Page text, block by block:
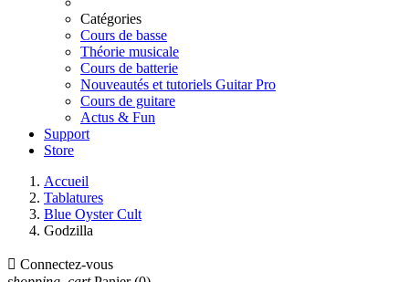
Catégories
Cours de basse
Théorie musicale
Cours de batterie
Nouveautés et tutoriels Guitar Pro
Cours de guitare
Actus & Fun
Support
Store
Accueil
Tablatures
Blue Oyster Cult
Godzilla
 Connectez-vous